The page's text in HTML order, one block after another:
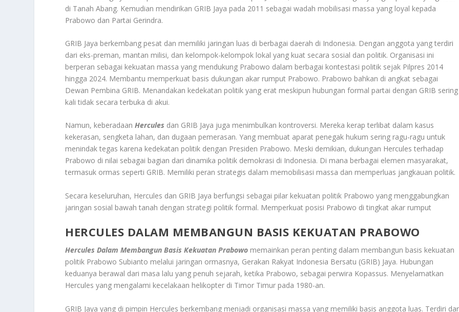
di Tanah Abang. Kemudian mendirikan GRIB Jaya pada 2011 sebagai wadah mobilisasi massa yang loyal kepada
Prabowo dan Partai Gerindra.
GRIB Jaya berkembang pesat dan memiliki jaringan luas di berbagai daerah di Indonesia. Dengan anggota yang terdiri
dari eks-preman, mantan milisi, dan kelompok-kelompok lokal yang kuat secara sosial dan politik. Organisasi ini
berperan sebagai kekuatan massa yang mendukung Prabowo dalam berbagai kontestasi politik sejak Pilpres 2014
hingga 2024. Membantu memperkuat basis dukungan akar rumput Prabowo. Prabowo bahkan di angkat sebagai
Dewan Pembina GRIB. Menandakan kedekatan politik yang erat meskipun hubungan formal partai dengan GRIB sering
kali tidak secara terbuka di akui.
Namun, keberadaanHercules dan GRIB Jaya juga menimbulkan kontroversi. Mereka kerap terlibat dalam kasus
kekerasan, sengketa lahan, dan dugaan pemerasan. Yang membuat aparat penegak hukum sering ragu-ragu untuk
menindak tegas karena kedekatan politik dengan Presiden Prabowo. Meski demikian, dukungan Hercules terhadap
Prabowo di nilai sebagai bagian dari dinamika politik demokrasi di Indonesia. Di mana berbagai elemen masyarakat,
termasuk ormas seperti GRIB. Memiliki peran strategis dalam memobilisasi massa dan memperluas jangkauan politik.
Secara keseluruhan, Hercules dan GRIB Jaya berfungsi sebagai pilar kekuatan politik Prabowo yang menggabungkan
jaringan sosial bawah tanah dengan strategi politik formal. Memperkuat posisi Prabowo di tingkat akar rumput
HERCULES DALAM MEMBANGUN BASIS KEKUATAN PRABOWO
Hercules Dalam Membangun Basis Kekuatan Prabowo memainkan peran penting dalam membangun basis kekuatan
politik Prabowo Subianto melalui jaringan ormasnya, Gerakan Rakyat Indonesia Bersatu (GRIB) Jaya. Hubungan
keduanya berawal dari masa lalu yang penuh sejarah, ketika Prabowo, sebagai perwira Kopassus. Menyelamatkan
Hercules yang mengalami kecelakaan helikopter di Timor Timur pada 1980-an.
GRIB Jaya yang di pimpin Hercules berkembang menjadi organisasi massa yang memiliki basis anggota luas. Terdiri